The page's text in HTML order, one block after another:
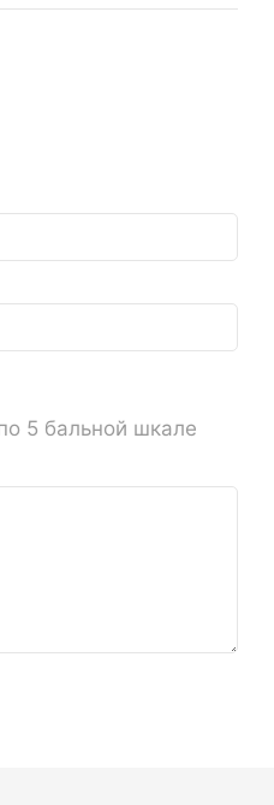
5 бальной шкале